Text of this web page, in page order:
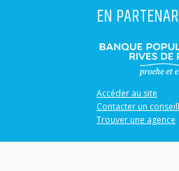
EN
Accéder au site
Contacter un
Trouver une agence